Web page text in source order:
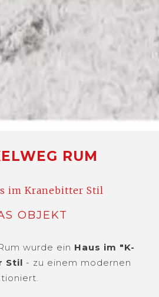
RUM
im Kranebitter Stil
OBJEKT
wurde ein Haus im "K-
Stil - zu einem modernen